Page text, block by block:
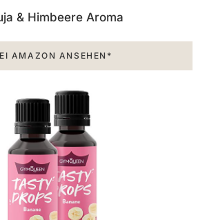
& Himbeere Aroma
AMAZON ANSEHEN*